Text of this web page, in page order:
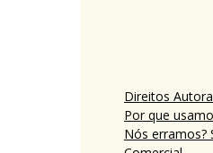
Direitos
Por que
Nós erramos?